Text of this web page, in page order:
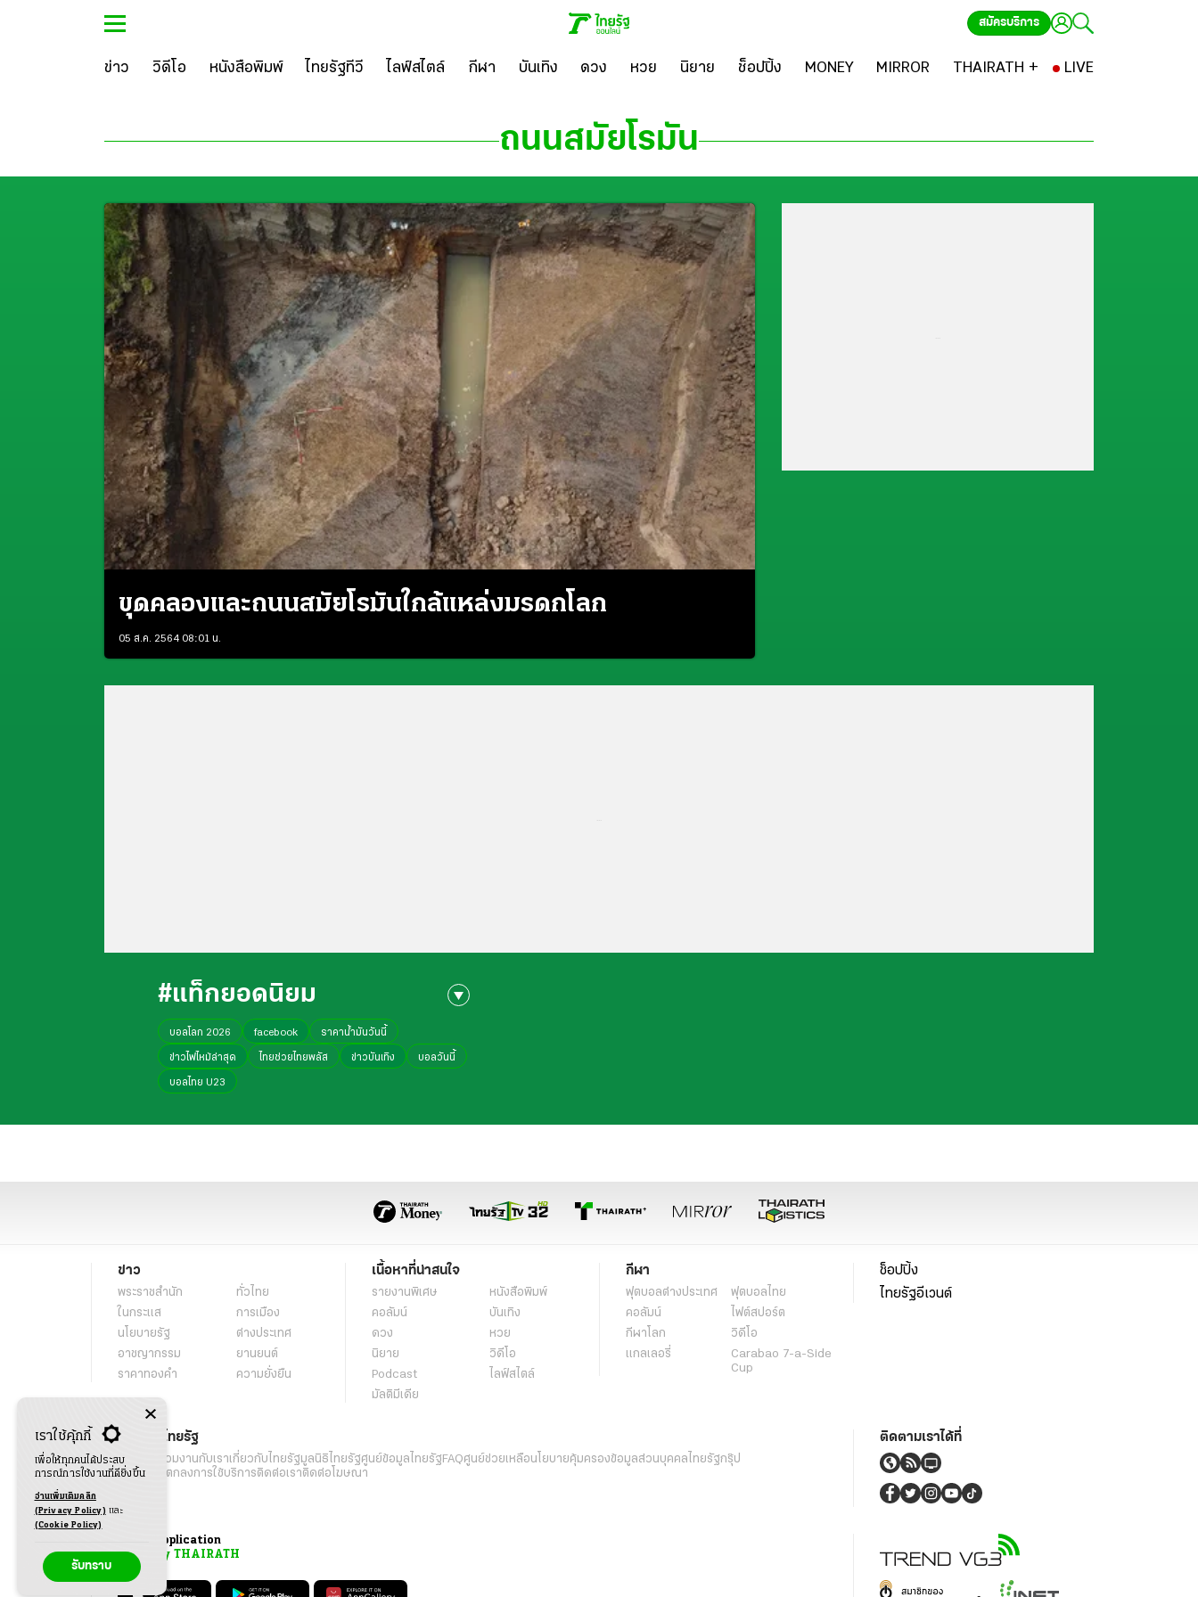
สมัครบริการ
ข่าว วิดีโอ หนังสือพิมพ์ ไทยรัฐทีวี ไลฟ์สไตล์ กีฬา บันเทิง ดวง หวย นิยาย ช็อปปิ้ง MONEY MIRROR THAIRATH + LIVE
ถนนสมัยโรมัน
ขุดคลองและถนนสมัยโรมันใกล้แหล่งมรดกโลก
05 ส.ค. 2564 08:01 น.
#แท็กยอดนิยม
บอลโลก 2026 facebook ราคาน้ำมันวันนี้
ข่าวไฟไหม้ล่าสุด ไทยช่วยไทยพลัส ข่าวบันเทิง บอลวันนี้
บอลไทย U23
ข่าว
พระราชสำนัก
ทั่วไทย
ในกระแส
การเมือง
นโยบายรัฐ
ต่างประเทศ
อาชญากรรม
ยานยนต์
ราคาทองคำ
ความยั่งยืน
เนื้อหาที่น่าสนใจ
รายงานพิเศษ
หนังสือพิมพ์
คอลัมน์
บันเทิง
ดวง
หวย
นิยาย
วิดีโอ
Podcast
ไลฟ์สไตล์
มัลติมีเดีย
กีฬา
ฟุตบอลต่่างประเทศ
ฟุตบอลไทย
คอลัมน์
ไฟต์สปอร์ต
กีฬาโลก
วิดีโอ
แกลเลอรี่
Carabao 7-a-Side
Cup
ช็อปปิ้ง
ไทยรัฐอีเวนต์
เกี่ยวกับไทยรัฐ
กิจกรรม ร่วมงานกับเราเกี่ยวกับไทยรัฐมูลนิธิไทยรัฐศูนย์ข้อมูลไทยรัฐFAQศูนย์ช่วยเหลือนโยบายคุ้มครองข้อมูลส่วนบุคคลไทยรัฐกรุ๊ป
เงื่อนไขข้อตกลงการใช้บริการติดต่อเราติดต่อโฆษณา
ติดตามเราได้ที่
Application
My THAIRATH
เราใช้คุ้กกี้
เพื่อให้ทุกคนได้ประสบ
การณ์การใช้งานที่ดียิ่งขึ้น
อ่านเพิ่มเติมคลิก
(Privacy Policy) และ
(Cookie Policy)
รับทราบ